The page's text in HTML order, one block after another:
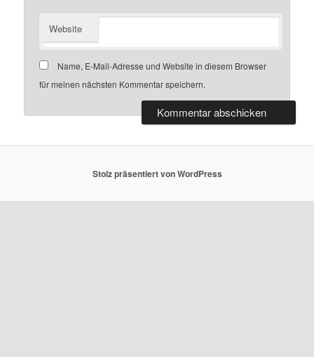
Website
Name, E-Mail-Adresse und Website in diesem Browser
für meinen nächsten Kommentar speichern.
Stolz präsentiert von WordPress